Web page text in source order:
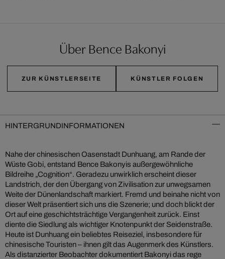
Über Bence Bakonyi
ZUR KÜNSTLERSEITE KÜNSTLER FOLGEN
HINTERGRUNDINFORMATIONEN
Nahe der chinesischen Oasenstadt Dunhuang, am Rande der
Wüste Gobi, entstand Bence Bakonyis außergewöhnliche
Bildreihe „Cognition“. Geradezu unwirklich erscheint dieser
Landstrich, der den Übergang von Zivilisation zur unwegsamen
Weite der Dünenlandschaft markiert. Fremd und beinahe nicht von
dieser Welt präsentiert sich uns die Szenerie; und doch blickt der
Ort auf eine geschichtsträchtige Vergangenheit zurück. Einst
diente die Siedlung als wichtiger Knotenpunkt der Seidenstraße.
Heute ist Dunhuang ein beliebtes Reiseziel, insbesondere für
chinesische Touristen – ihnen gilt das Augenmerk des Künstlers.
Als distanzierter Beobachter dokumentiert Bakonyi das rege